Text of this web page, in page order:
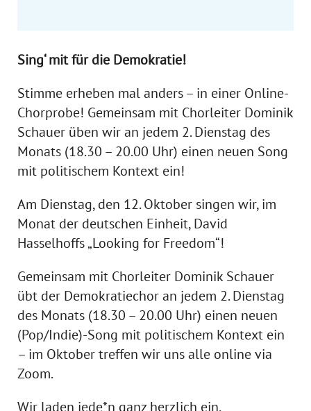
Sing‘ mit für die Demokratie!
Stimme erheben mal anders – in einer Online-
Chorprobe! Gemeinsam mit Chorleiter Dominik
Schauer üben wir an jedem 2. Dienstag des
Monats (18.30 – 20.00 Uhr) einen neuen Song
mit politischem Kontext ein!
Am Dienstag, den 12. Oktober singen wir, im
Monat der deutschen Einheit, David
Hasselhoffs „Looking for Freedom“!
Gemeinsam mit Chorleiter Dominik Schauer
übt der Demokratiechor an jedem 2. Dienstag
des Monats (18.30 – 20.00 Uhr) einen neuen
(Pop/Indie)-Song mit politischem Kontext ein
– im Oktober treffen wir uns alle online via
Zoom.
Wir laden jede*n ganz herzlich ein,